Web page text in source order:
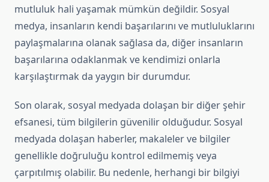
mutluluk hali yaşamak mümkün değildir. Sosyal
medya, insanların kendi başarılarını ve mutluluklarını
paylaşmalarına olanak sağlasa da, diğer insanların
başarılarına odaklanmak ve kendimizi onlarla
karşılaştırmak da yaygın bir durumdur.
Son olarak, sosyal medyada dolaşan bir diğer şehir
efsanesi, tüm bilgilerin güvenilir olduğudur. Sosyal
medyada dolaşan haberler, makaleler ve bilgiler
genellikle doğruluğu kontrol edilmemiş veya
çarpıtılmış olabilir. Bu nedenle, herhangi bir bilgiyi